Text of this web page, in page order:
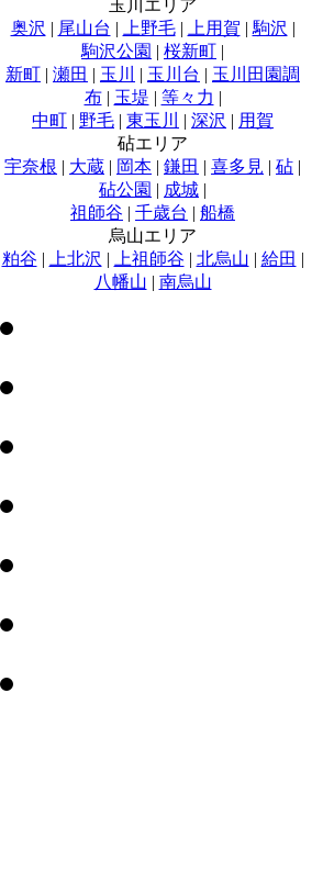
玉川エリア
奥沢 | 尾山台 | 上野毛| 上用賀 | 駒沢 |
駒沢公園 | 桜新町 |
新町 | 瀬田 | 玉川 | 玉川台 | 玉川田園調
布| 玉堤 | 等々力 |
中町 | 野毛 | 東玉川 | 深沢 | 用賀
砧エリア
宇奈根 | 大蔵 | 岡本 | 鎌田 | 喜多見 | 砧 |
砧公園 | 成城 |
祖師谷 | 千歳台 | 船橋
烏山エリア
粕谷 | 上北沢 | 上祖師谷 | 北烏山 | 給田 |
八幡山 | 南烏山